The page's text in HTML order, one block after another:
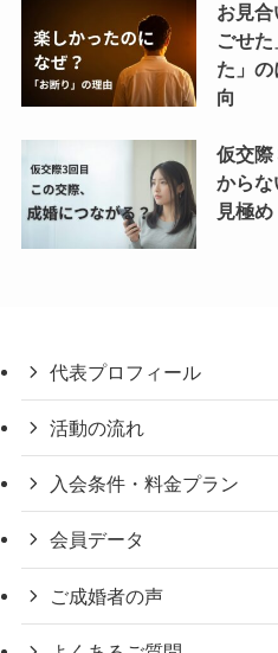
お見
ごせ
た」
向
仮交際
からな
見極め
代表プロフィール
活動の流れ
入会条件・料金プラン
会員データ
ご成婚者の声